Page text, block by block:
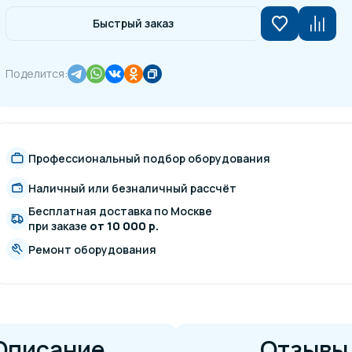
Быстрый заказ
Поделится:
Профессиональный подбор оборудования
Наличный или безналичный рассчёт
Бесплатная доставка по Москве
при заказе от 10 000 р.
Ремонт оборудования